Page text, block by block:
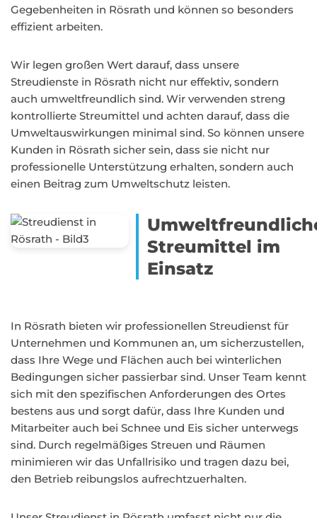
Gegebenheiten in Rösrath und können so besonders
effizient arbeiten.
Wir legen großen Wert darauf, dass unsere
Streudienste in Rösrath nicht nur effektiv, sondern
auch umweltfreundlich sind. Wir verwenden streng
kontrollierte Streumittel und achten darauf, dass die
Umweltauswirkungen minimal sind. So können unsere
Kunden in Rösrath sicher sein, dass sie nicht nur
professionelle Unterstützung erhalten, sondern auch
einen Beitrag zum Umweltschutz leisten.
Streumittel im
Einsatz
In Rösrath bieten wir professionellen Streudienst für
Unternehmen und Kommunen an, um sicherzustellen,
dass Ihre Wege und Flächen auch bei winterlichen
Bedingungen sicher passierbar sind. Unser Team kennt
sich mit den spezifischen Anforderungen des Ortes
bestens aus und sorgt dafür, dass Ihre Kunden und
Mitarbeiter auch bei Schnee und Eis sicher unterwegs
sind. Durch regelmäßiges Streuen und Räumen
minimieren wir das Unfallrisiko und tragen dazu bei,
den Betrieb reibungslos aufrechtzuerhalten.